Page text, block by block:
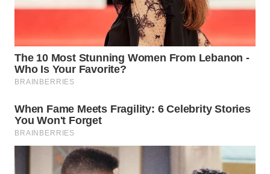
LABUANBAJO
BORNEO
Wahana
Group
WAHANA
NEWS